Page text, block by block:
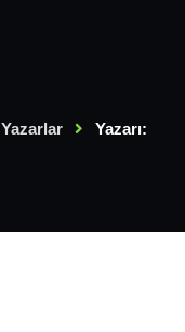
Yazarlar
Yazarı: